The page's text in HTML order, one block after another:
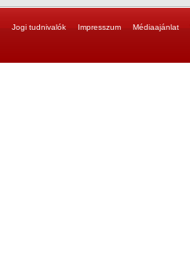
Jogi tudnivalók Impresszum Médiaajánlat